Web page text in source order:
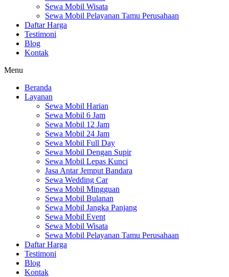
Sewa Mobil Wisata
Sewa Mobil Pelayanan Tamu Perusahaan
Daftar Harga
Testimoni
Blog
Kontak
Menu
Beranda
Layanan
Sewa Mobil Harian
Sewa Mobil 6 Jam
Sewa Mobil 12 Jam
Sewa Mobil 24 Jam
Sewa Mobil Full Day
Sewa Mobil Dengan Supir
Sewa Mobil Lepas Kunci
Jasa Antar Jemput Bandara
Sewa Wedding Car
Sewa Mobil Mingguan
Sewa Mobil Bulanan
Sewa Mobil Jangka Panjang
Sewa Mobil Event
Sewa Mobil Wisata
Sewa Mobil Pelayanan Tamu Perusahaan
Daftar Harga
Testimoni
Blog
Kontak